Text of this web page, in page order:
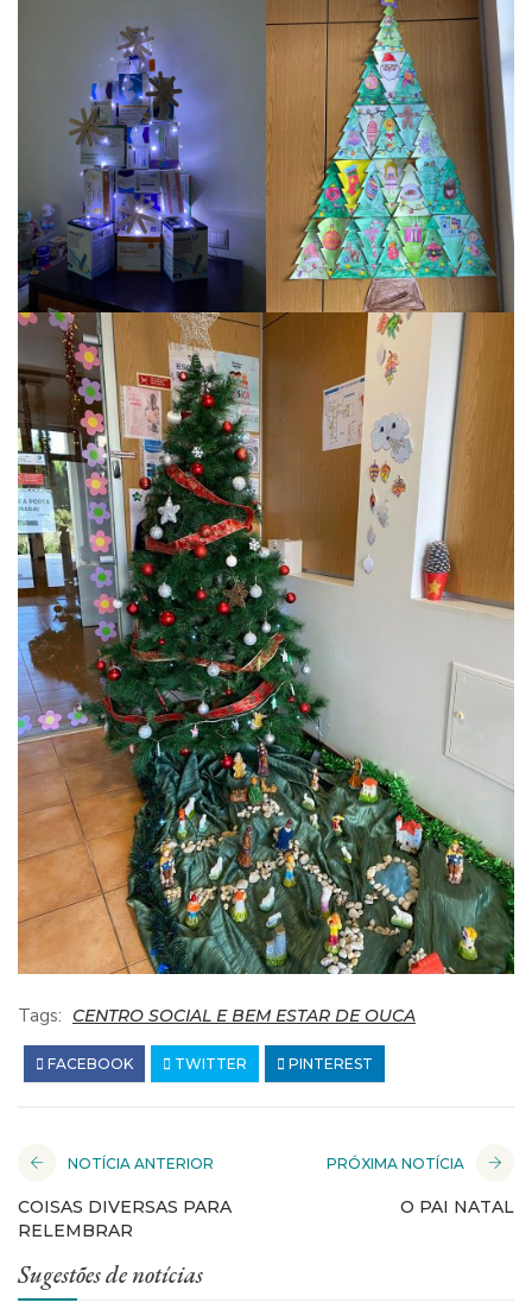
Tags: CENTRO SOCIAL E BEM ESTAR DE OUCA
FACEBOOK TWITTER PINTEREST
NOTÍCIA ANTERIOR
COISAS DIVERSAS PARA
RELEMBRAR
PRÓXIMA NOTÍCIA
O PAI NATAL
Sugestões de notícias